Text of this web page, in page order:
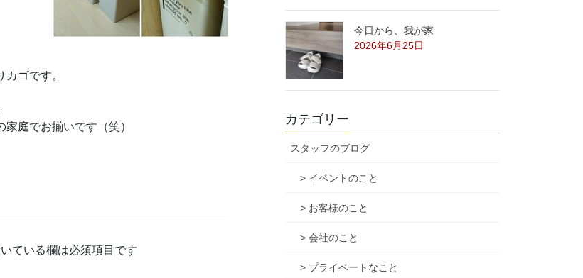
ゴです。
庭でお揃いです（笑）
ている欄は必須項目です
今日から、我が家
2026年6月25日
カテゴリー
スタッフのブログ
> イベントのこと
> お客様のこと
> 会社のこと
> プライベートなこと